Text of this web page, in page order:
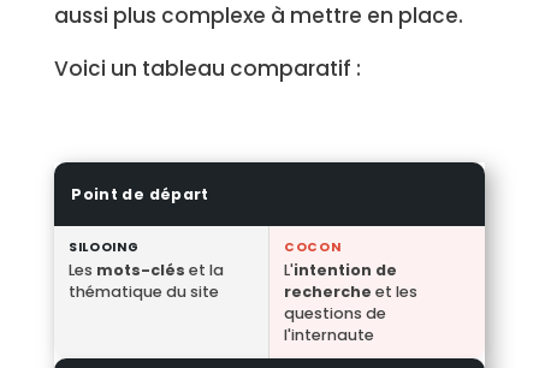
aussi plus complexe à mettre en place.
Voici un tableau comparatif :
Point de départ
SILOOING
Les mots-clés et la
thématique du site
COCON
L'intention de
recherche et les
questions de
l'internaute